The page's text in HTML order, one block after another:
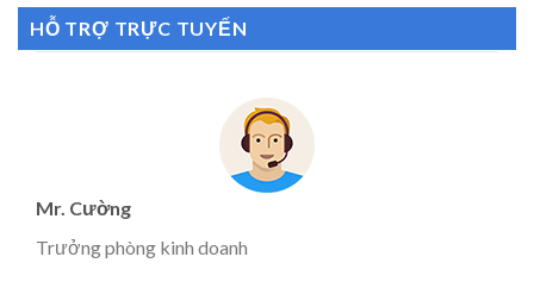
HỖ TRỢ TRỰC TUYẾN
Mr. Cường
Trưởng phòng kinh doanh